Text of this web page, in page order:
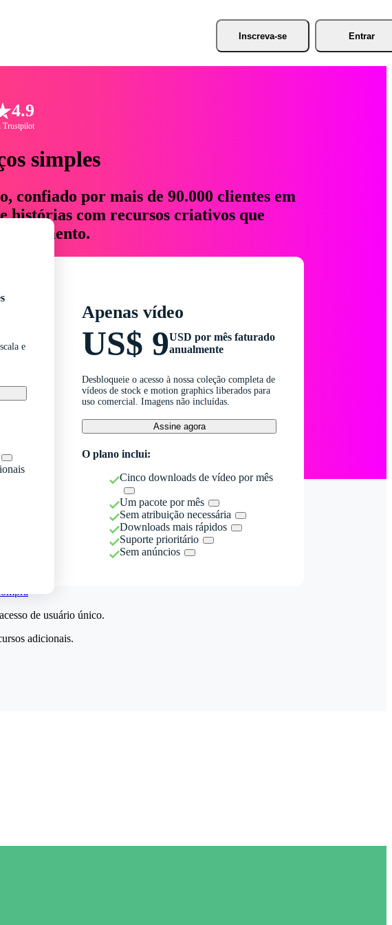
Inscreva-se Entrar
4.9
Trustpilot
simples
confiado por mais de 90.000 clientes em
histórias com recursos criativos que
orçamento.
e
Apenas vídeo
US$ 9USD por mês faturado
anualmente
Desbloqueie o acesso à nossa coleção completa de
vídeos de stock e motion graphics liberados para
uso comercial. Imagens não incluídas.
Assine agora
O plano inclui:
Cinco downloads de vídeo por mês
Um pacote por mês
Sem atribuição necessária
Downloads mais rápidos
Suporte prioritário
Sem anúncios
de usuário único.
adicionais.